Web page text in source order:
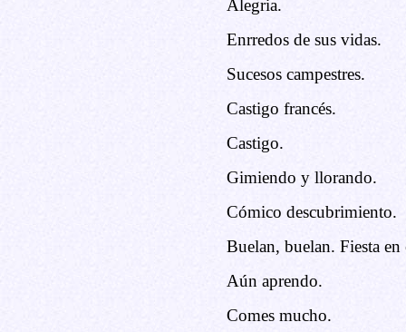
Alegria.
Enrredos de sus vidas.
Sucesos campestres.
Castigo francés.
Castigo.
Gimiendo y llorando.
Cómico descubrimiento.
Buelan, buelan. Fiesta
Aún aprendo.
Comes mucho.